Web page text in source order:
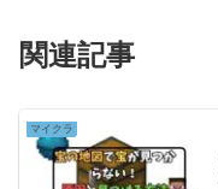
関連記事
マイクラ